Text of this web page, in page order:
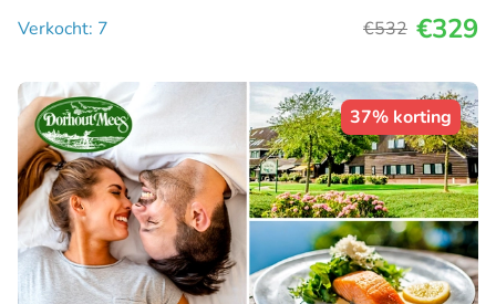
Verkocht: 7
€532 €329
37% korting